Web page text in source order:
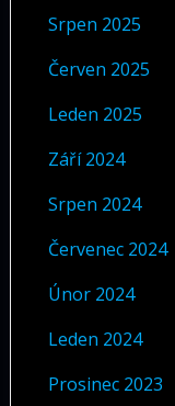
Srpen 2025
Červen 2025
Leden 2025
Září 2024
Srpen 2024
Červenec 2024
Únor 2024
Leden 2024
Prosinec 2023